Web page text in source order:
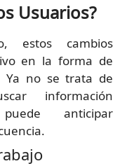
Usuarios?
estos cambios
en la forma de
Ya no se trata de
información
anticipar